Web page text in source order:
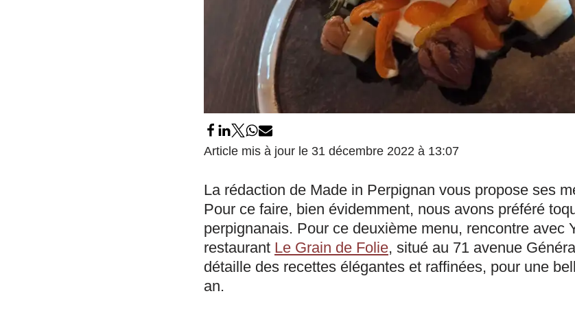
Article mis à jour le 31 décembre 2022 à 13:07
La rédaction de Made in Perpignan vous propose ses
Pour ce faire, bien évidemment, nous avons préféré
perpignanais. Pour ce deuxième menu, rencontre avec
restaurant Le Grain de Folie, situé au 71 avenue
détaille des recettes élégantes et raffinées, pour une
an.